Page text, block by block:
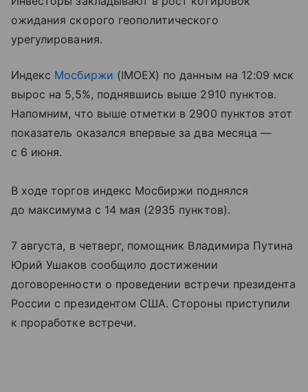
ожидания скорого геополитического
урегулирования.
Индекс Мосбиржи (IMOEX) по данным на 12:09 мск
вырос на 5,5%, поднявшись выше 2910 пунктов.
Напомним, что выше отметки в 2900 пунктов этот
показатель оказался впервые за два месяца —
c 6 июня.
В ходе торгов индекс Мосбиржи поднялся
до максимума с 14 мая (2935 пунктов).
7 августа, в четверг, помощник Владимира Путина
Юрий Ушаков сообщило достижении
договоренности о проведении встречи президента
России с президентом США. Стороны приступили
к проработке встречи.